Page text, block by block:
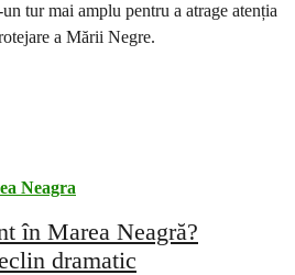
tur mai amplu pentru a atrage atenția
a Mării Negre.
Neagra
în Marea Neagră?
dramatic